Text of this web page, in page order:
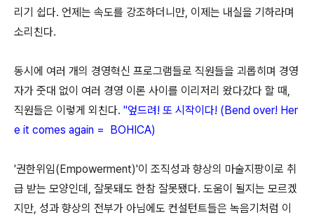
리기 쉽다. 언제는 속도를 강조하더니만, 이제는 내실을 기하라며
소리친다.
동시에 여러 개의 경영혁신 프로그램들로 직원들을 괴롭히며 경영
자가 줏대 없이 여러 경영 이론 사이를 이리저리 왔다갔다 할 때,
직원들은 이렇게 외친다. "엎드려! 또 시작이다! (Bend over! Her
e it comes again = BOHICA)
'권한위임(Empowerment)'이 조직성과 향상의 마술지팡이로 취
급 받는 모양인데, 잘못돼도 한참 잘못됐다. 도움이 될지는 모르겠
지만, 성과 향상의 전부가 아님에도 컨설턴트들은 녹음기처럼 이